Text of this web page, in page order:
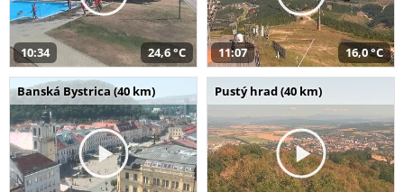
10:34 24,6 °C 11:07 16,0 °C
Banská Bystrica (40 km) Pustý hrad (40 km)